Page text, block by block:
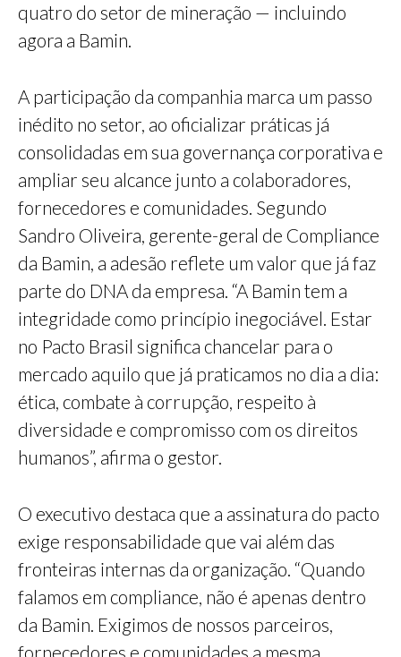
quatro do setor de mineração — incluindo
agora a Bamin.
A participação da companhia marca um passo
inédito no setor, ao oficializar práticas já
consolidadas em sua governança corporativa e
ampliar seu alcance junto a colaboradores,
fornecedores e comunidades. Segundo
Sandro Oliveira, gerente-geral de Compliance
da Bamin, a adesão reflete um valor que já faz
parte do DNA da empresa. “A Bamin tem a
integridade como princípio inegociável. Estar
no Pacto Brasil significa chancelar para o
mercado aquilo que já praticamos no dia a dia:
ética, combate à corrupção, respeito à
diversidade e compromisso com os direitos
humanos”, afirma o gestor.
O executivo destaca que a assinatura do pacto
exige responsabilidade que vai além das
fronteiras internas da organização. “Quando
falamos em compliance, não é apenas dentro
da Bamin. Exigimos de nossos parceiros,
fornecedores e comunidades a mesma